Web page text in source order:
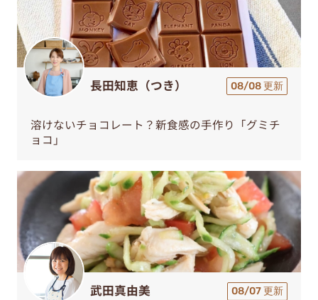
長田知恵（つき） 08/08 更新
溶けないチョコレート？新食感の手作り「グミチ
ョコ」
武田真由美 08/07 更新